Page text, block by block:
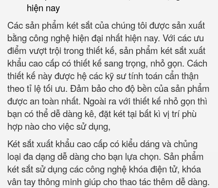
hiện nay
Các sản phẩm két sắt của chúng tôi được sản xuất
bằng công nghệ hiện đại nhất hiện nay. Với các ưu
điểm vượt trội trong thiết kế, sản phẩm két sắt xuất
khẩu cao cấp có thiết kế sang trọng, nhỏ gọn. Cách
thiết kế này được hệ các kỹ sư tính toán cẩn thận
theo tỉ lệ tối ưu. Đảm bảo cho độ bền của sản phẩm
được an toàn nhất. Ngoài ra với thiết kế nhỏ gọn thì
bạn có thể dễ dàng kê, đặt két tại bất kì vị trí phù
hợp nào cho việc sử dụng,
Két sắt xuất khẩu cao cấp có kiểu dáng và chủng
loại đa dạng dễ dàng cho bạn lựa chọn. Sản phẩm
két sắt sử dụng các công nghệ khóa điện tử, khóa
vân tay thông minh giúp cho thao tác thêm dễ dàng.